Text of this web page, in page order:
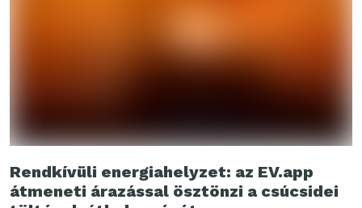
Rendkívüli energiahelyzet: az EV.app
átmeneti árazással ösztönzi a csúcsidei